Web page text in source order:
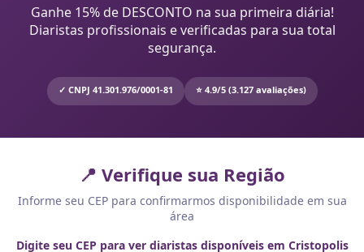
Ganhe 15% de DESCONTO na sua primeira diária!
Diaristas profissionais e verificadas para sua total
segurança.
✓ CNPJ 41.301.976/0001-81 ⭐ 4.9/5 (3.127 avaliações)
📍 Verifique sua Região
Informe seu CEP para confirmarmos disponibilidade em sua
área
Digite seu CEP para ver diaristas disponíveis em Cristopolis